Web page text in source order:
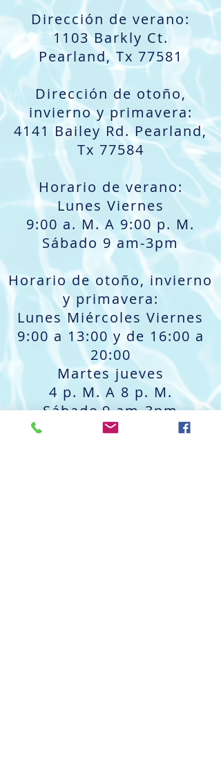
Dirección de verano:
1103 Barkly Ct.
Pearland, Tx 77581
Dirección de otoño,
invierno y primavera:
4141 Bailey Rd. Pearland,
Tx 77584
Horario de verano:
Lunes Viernes
9:00 a. M. A 9:00 p. M.
Sábado 9 am-3pm
Horario de otoño, invierno
y primavera:
Lunes Miércoles Viernes
9:00 a 13:00 y de 16:00 a
20:00
Martes jueves
4 p. M. A 8 p. M.
Sábado9 am-3pm